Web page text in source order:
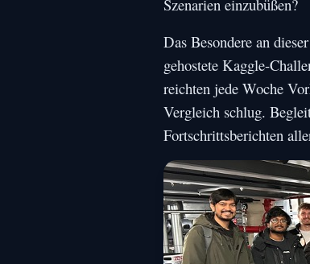
Szenarien einzubüßen?
Das Besondere an
gehostete Kaggle-
reichten jede Woche
Vergleich schlug.
Fortschrittsberichten